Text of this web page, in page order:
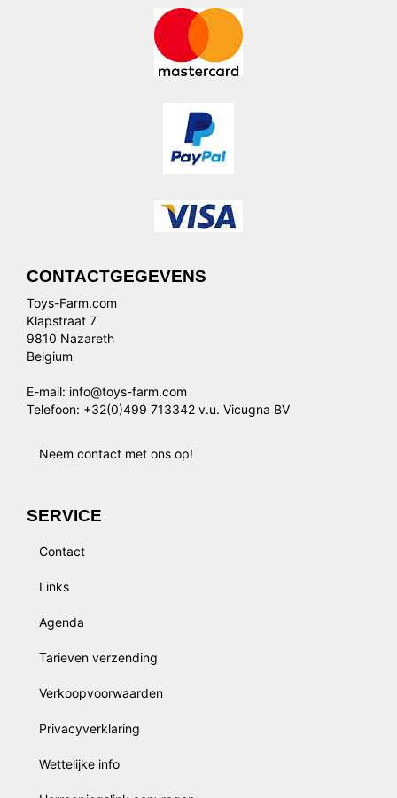
CONTACTGEGEVENS
Toys-Farm.com
Klapstraat 7
9810 Nazareth
Belgium
E-mail: info@toys-farm.com
Telefoon: +32(0)499 713342 v.u. Vicugna BV
Neem contact met ons op!
SERVICE
Contact
Links
Agenda
Tarieven verzending
Verkoopvoorwaarden
Privacyverklaring
Wettelijke info